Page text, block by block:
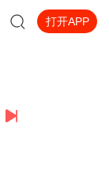
打开APP